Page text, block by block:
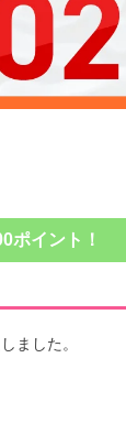
ポイント！
ました。